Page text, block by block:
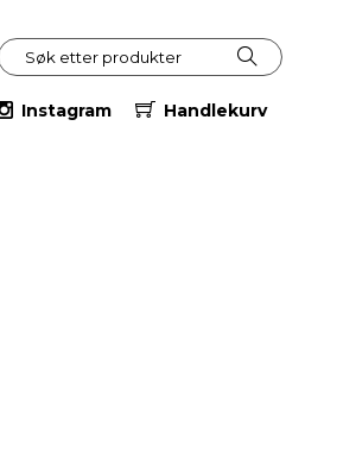
Instagram Handlekurv